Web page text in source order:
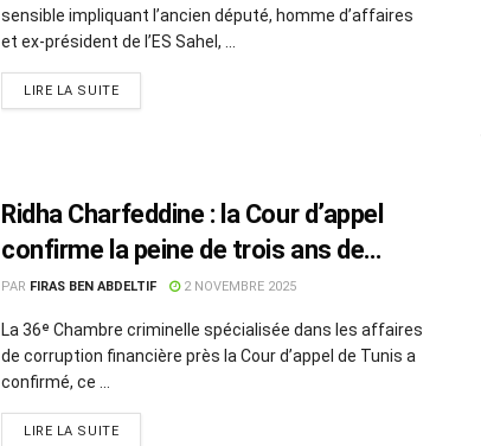
sensible impliquant l’ancien député, homme d’affaires
et ex-président de l’ES Sahel, ...
LIRE LA SUITE
Ridha Charfeddine : la Cour d’appel
confirme la peine de trois ans de
prison et une amende de 72 millions
de dinars
PAR FIRAS BEN ABDELTIF 2 NOVEMBRE 2025
La 36ᵉ Chambre criminelle spécialisée dans les affaires
de corruption financière près la Cour d’appel de Tunis a
confirmé, ce ...
LIRE LA SUITE